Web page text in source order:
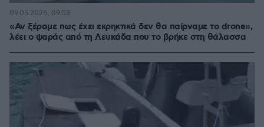
«Αν ξέραμε πως έχει εκρηκτικά δεν θα παίρναμε το drone»,
λέει ο ψαράς από τη Λευκάδα που το βρήκε στη θάλασσα
09.05.2026, 09:53